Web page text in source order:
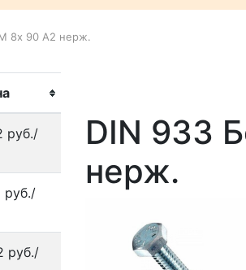
8х 90 А2 нерж.
руб./
руб./
руб./
DIN 933
нерж.